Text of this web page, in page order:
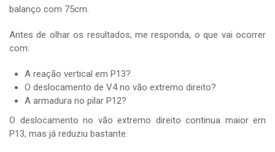
balanço com 75cm.
Antes de olhar os resultados, me responda, o que vai ocorrer
com:
A reação vertical em P13?
O deslocamento de V4 no vão extremo direito?
A armadura no pilar P12?
O deslocamento no vão extremo direito continua maior em
P13, mas já reduziu bastante.